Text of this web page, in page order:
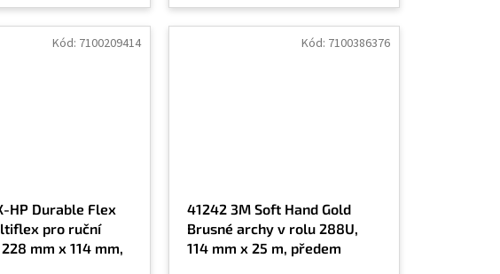
HP Durable Flex
pro ruční
mm x 114 mm,
Kód: 7100209414
41242 3M Soft Hand Gold
Brusné archy v rolu 288U,
114 mm x 25 m, předem
Kód: 7100386376